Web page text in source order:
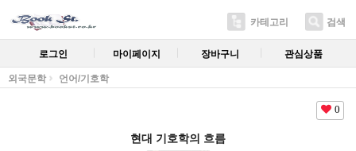
카테고리 검색
로그인 마이페이지 장바구니 관심상품
외국문학 언어/기호학
0
현대 기호학의 흐름